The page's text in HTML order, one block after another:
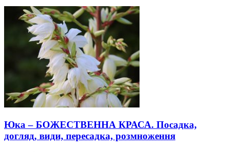
Юка – БОЖЕСТВЕННА КРАСА. Посадка,
догляд, види, пересадка, розмноження